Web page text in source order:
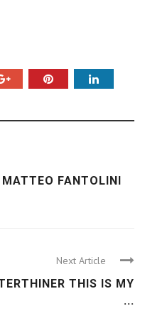
FANTOLINI
Next Article
THIS IS MY
...